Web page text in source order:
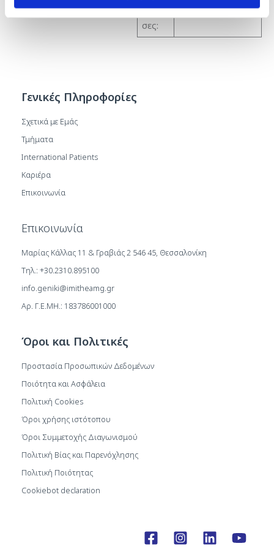
γλώσ
σες:
Αγγλικά
Γενικές Πληροφορίες
Σχετικά με Εμάς
Τμήματα
International Patients
Καριέρα
Επικοινωνία
Επικοινωνία
Μαρίας Κάλλας 11 & Γραβιάς 2 546 45, Θεσσαλονίκη
Τηλ.: +30.2310.895100
info.geniki@imitheamg.gr
Αρ. Γ.Ε.ΜΗ.: 183786001000
Όροι και Πολιτικές
Προστασία Προσωπικών Δεδομένων
Ποιότητα και Ασφάλεια
Πολιτική Cookies
Όροι χρήσης ιστότοπου
Όροι Συμμετοχής Διαγωνισμού
Πολιτική Βίας και Παρενόχλησης
Πολιτική Ποιότητας
Cookiebot declaration